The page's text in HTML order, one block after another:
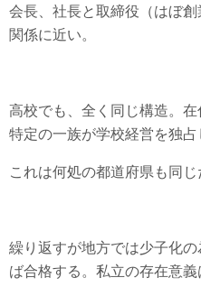
会長、社長と取締役（はぼ
関係に近い。
高校でも、全く同じ構造。
特定の一族が学校経営を独占
これは何処の都道府県も同じ
繰り返すが地方では少子化
ば合格する。私立の存在意義